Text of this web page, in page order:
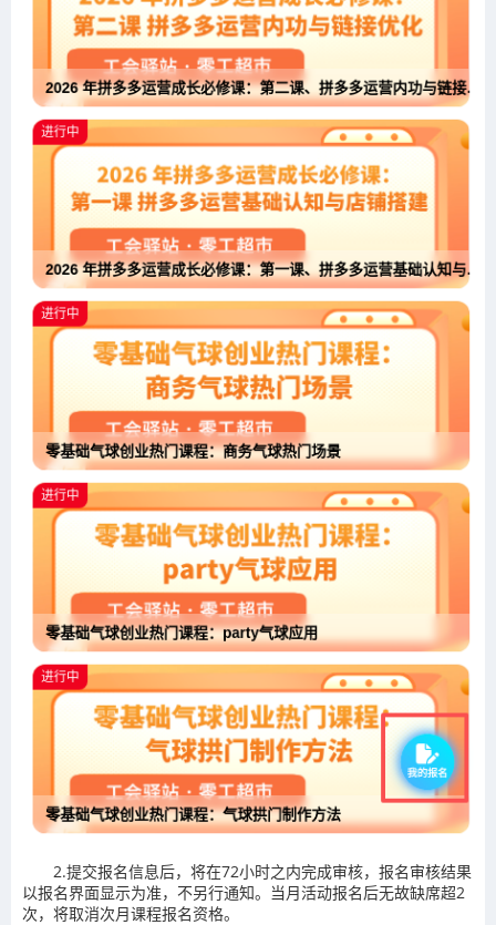
2.提交报名信息后，将在72小时之内完成审核，报名审核结果
以报名界面显示为准，不另行通知。当月活动报名后无故缺席超2
次，将取消次月课程报名资格。